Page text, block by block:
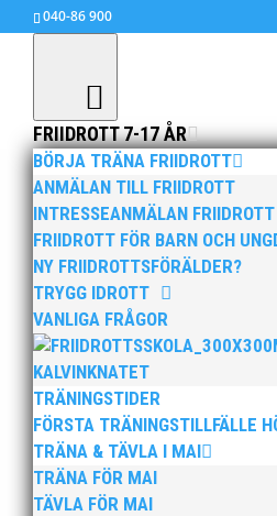
040-86 900
FRIIDROTT 7-17 ÅR
BÖRJA TRÄNA FRIIDROTT
ANMÄLAN TILL FRIIDROTT
INTRESSEANMÄLAN FRIIDROTT
FRIIDROTT FÖR BARN OCH
NY FRIIDROTTSFÖRÄLDER?
TRYGG IDROTT
VANLIGA FRÅGOR
KALVINKNATET
TRÄNINGSTIDER
FÖRSTA TRÄNINGSTILLFÄLLE
TRÄNA & TÄVLA I MAI
TRÄNA FÖR MAI
TÄVLA FÖR MAI
aug 22, 2015|
Vid USM i
Amani Ismael